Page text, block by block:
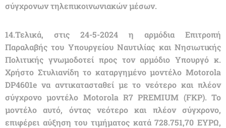
σύγχρονων τηλεπικοινωνιακών μέσων.
14.Τελικά, στις 24-5-2024 η αρμόδια Επιτροπή
Παραλαβής του Υπουργείου Ναυτιλίας και Νησιωτικής
Πολιτικής γνωμοδοτεί προς τον αρμόδιο Υπουργό κ.
Χρήστο Στυλιανίδη το καταργημένο μοντέλο Μοtorola
DP4601e να αντικατασταθεί με το νεότερο και πλέον
σύγχρονο μοντέλο Μοtorola R7 PREMIUM (FKP). Το
μοντέλο αυτό, όντας νεότερο και πλέον σύγχρονο,
επιφέρει αύξηση του τιμήματος κατά 728.751,70 ΕΥΡΩ,